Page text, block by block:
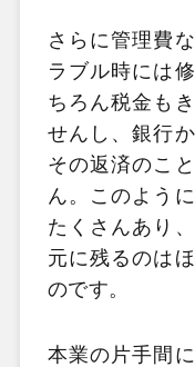
さらに管理費
ラブル時には
ちろん税金も
せんし、銀行
その返済のこ
ん。このよう
たくさんあり
元に残るのは
のです。
本業の片手間